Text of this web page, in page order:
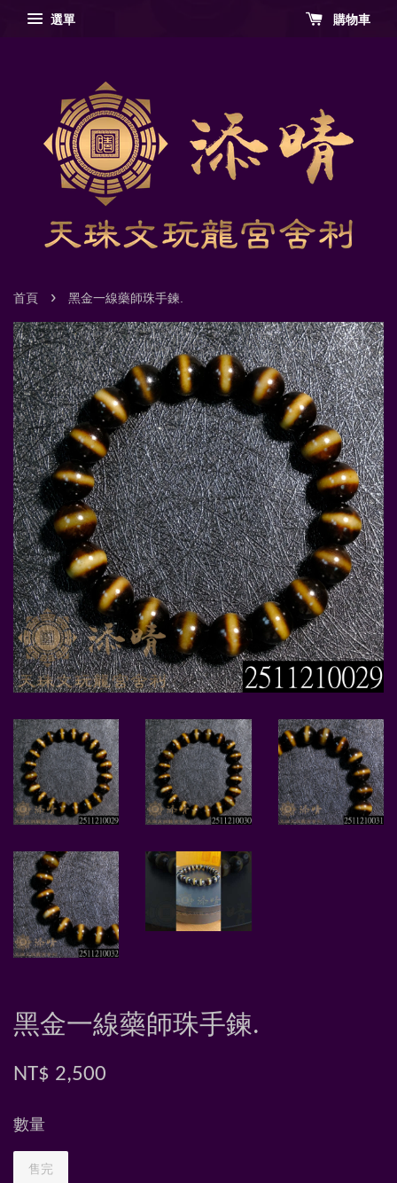
選單 購物車
首頁 › 黑金一線藥師珠手鍊.
黑金一線藥師珠手鍊.
NT$ 2,500
數量
售完